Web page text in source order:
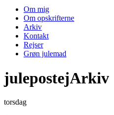
Om mig
Om opskrifterne
Arkiv
Kontakt
Rejser
Grøn julemad
julepostejArkiv
torsdag